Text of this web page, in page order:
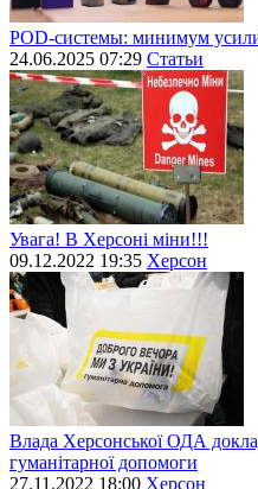
POD-системы: минимум
24.06.2025 07:29 Статьи
Увага! В Херсоні міни!!!
09.12.2022 19:35 Херсон
Влада Херсонської ОДА
гуманітарної допомоги
27.11.2022 18:00 Херсон